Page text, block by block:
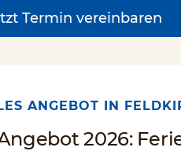
Termin vereinbaren
ANGEBOT IN
2026: